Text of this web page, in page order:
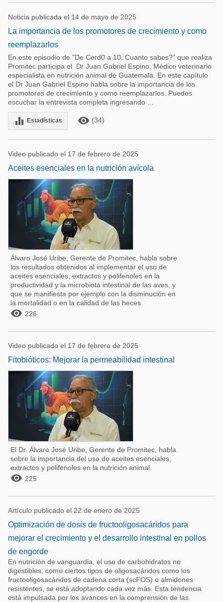
Noticia publicada el 14 de mayo de 2025
La importancia de los promotores de crecimiento y como
reemplazarlos
En este episodio de "De Cerd0 a 10, Cuanto sabes?" que realiza
Promitec participa el Dr Juan Gabriel Espino, Médico veterinario
especialista en nutrición animal de Guatemala. En este capítulo
el Dr Juan Gabriel Espino habla sobre la importancia de los
promotores de crecimiento y como reemplazarlos. Puedes
escuchar la entrevista completa ingresando ...
equalizer Estadísticas remove_red_eye (34)
Video publicado el 17 de febrero de 2025
Aceites esenciales en la nutrición avícola
Álvaro José Uribe, Gerente de Promitec, habla sobre
los resultados obtenidos al implementar el uso de
aceites esenciales, extractos y polifenoles en la
productividad y la microbiota intestinal de las aves, y
que se manifiesta por ejemplo con la disminución en
la mortalidad o en la calidad de las heces
 226
Video publicado el 17 de febrero de 2025
Fitobióticos: Mejorar la permeabilidad intestinal
El Dr. Álvaro José Uribe, Gerente de Promitec, habla
sobre la importancia del uso de aceites esenciales,
extractos y polifenoles en la nutrición animal.
 225
Artículo publicado el 22 de enero de 2025
Optimización de dosis de fructooligosacáridos para
mejorar el crecimiento y el desarrollo intestinal en pollos
de engorde
En nutrición de vanguardia, el uso de carbohidratos no
digestibles, como ciertos tipos de oligosacáridos como los
fructooligosacáridos de cadena corta (scFOS) o almidones
resistentes, se está adoptando cada vez más. Esta tendencia
está impulsada por los avances en la comprensión de las